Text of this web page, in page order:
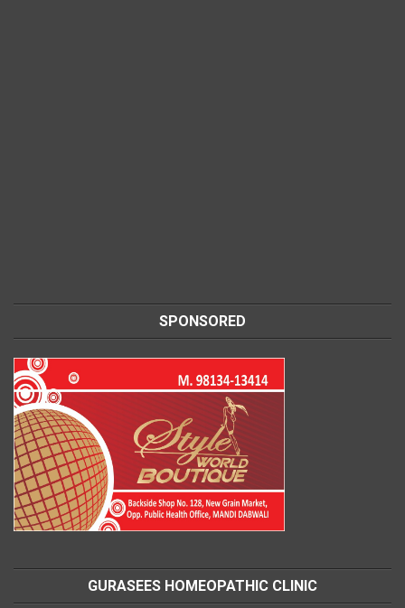
SPONSORED
GURASEES HOMEOPATHIC CLINIC